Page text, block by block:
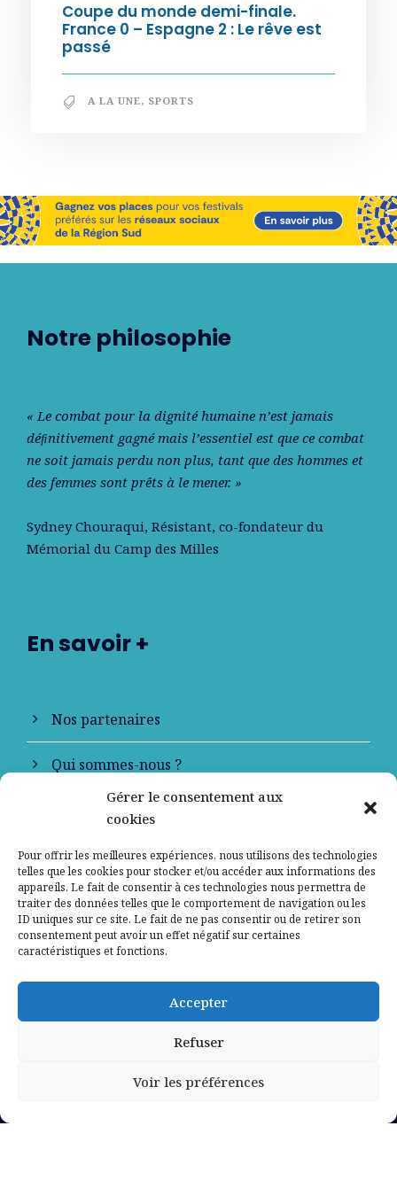
Gérer le consentement aux
cookies
Pour offrir les meilleures expériences, nous utilisons des technologies
telles que les cookies pour stocker et/ou accéder aux informations des
appareils. Le fait de consentir à ces technologies nous permettra de
traiter des données telles que le comportement de navigation ou les
ID uniques sur ce site. Le fait de ne pas consentir ou de retirer son
consentement peut avoir un effet négatif sur certaines
caractéristiques et fonctions.
Accepter
Refuser
Voir les préférences
Coupe du monde demi-finale.
France 0 – Espagne 2 : Le rêve est
passé
A LA UNE, SPORTS
Notre philosophie
« Le combat pour la dignité humaine n’est jamais
déﬁnitivement gagné mais l’essentiel est que ce combat
ne soit jamais perdu non plus, tant que des hommes et
des femmes sont prêts à le mener. »
Sydney Chouraqui, Résistant, co-fondateur du
Mémorial du Camp des Milles
En savoir +
Nos partenaires
Qui sommes-nous ?
Contactez-nous
Mentions légales
Politique de confidentialité